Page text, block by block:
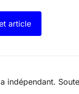
article
indépendant.